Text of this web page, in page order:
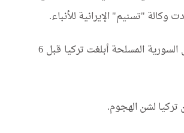
"تسنيم" الإيرانية للأنباء.
ونقلت وكالة رويترز عن مصدرين مطلعين قولهم الإثنين الماضي، إن الفصائل السورية المسلحة أبلغت تركيا قبل 6
لشن الهجوم.